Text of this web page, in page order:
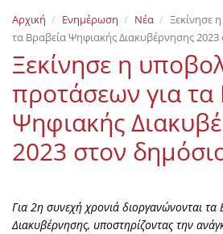
Εκδόσεις
Επικοινωνία
Αρχική Ενημέρωση Νέα
Ξεκίνησε
τα Βραβεία Ψηφιακής Διακυβέρνησης
Ξεκίνησε η
προτάσεων για τα
Ψηφιακής
2023 στον
Για 2η συνεχή χρονιά διοργανώνονται
Διακυβέρνησης, υποστηρίζοντας την